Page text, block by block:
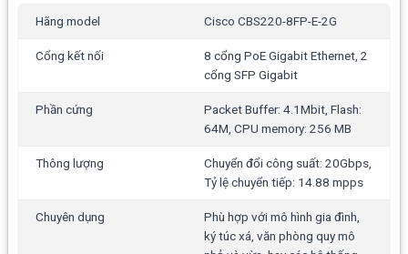
Hãng model Cisco CBS220-8FP-E-2G
Cổng kết nối
8 cổng PoE Gigabit Ethernet, 2
cổng SFP Gigabit
Phần cứng
Packet Buffer: 4.1Mbit, Flash:
64M, CPU memory: 256 MB
Thông lượng
Chuyển đổi công suất: 20Gbps,
Tỷ lệ chuyển tiếp: 14.88 mpps
Chuyên dụng
Phù hợp với mô hình gia đình,
ký túc xá, văn phòng quy mô